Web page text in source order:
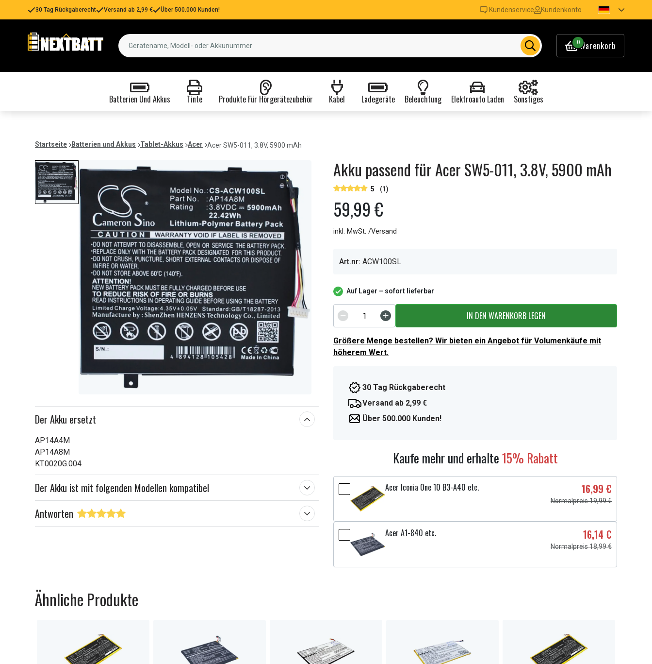
30 Tag Rückgaberecht Versand ab 2,99 € Über 500.000 Kunden! Kundenservice Kundenkonto
0Warenkorb
Batterien Und Akkus Tinte Produkte Für Hörgerätezubehör Kabel Ladegeräte Beleuchtung Elektroauto Laden Sonstiges
Startseite Batterien und Akkus Tablet-Akkus Acer Acer SW5-011, 3.8V, 5900 mAh
of
Der Akku ersetzt
AP14A4M
AP14A8M
KT.0020G.004
Der Akku ist mit folgenden Modellen kompatibel
Antworten
Akku passend für Acer SW5-011, 3.8V, 5900 mAh
5 (1)
59,99 €
inkl. MwSt. /Versand
Art.nr: ACW100SL
Auf Lager – sofort lieferbar
IN DEN WARENKORB LEGEN
Größere Menge bestellen? Wir bieten ein Angebot für Volumenkäufe mit
höherem Wert.
30 Tag Rückgaberecht
Versand ab 2,99 €
Über 500.000 Kunden!
Kaufe mehr und erhalte15% Rabatt
Acer Iconia One 10 B3-A40 etc. 16,99 €
Normalpreis 19,99 €
Acer A1-840 etc. 16,14 €
Normalpreis 18,99 €
Ähnliche Produkte